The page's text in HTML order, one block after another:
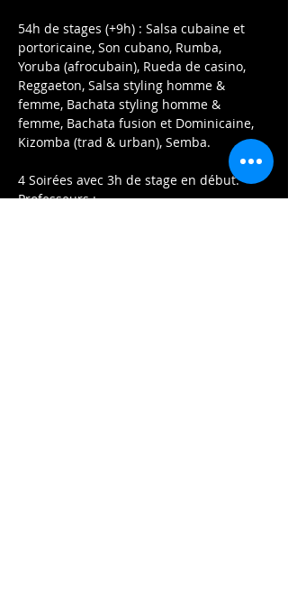
54h de stages (+9h) : Salsa cubaine et
portoricaine, Son cubano, Rumba,
Yoruba (afrocubain), Rueda de casino,
Reggaeton, Salsa styling homme &
femme, Bachata styling homme &
femme, Bachata fusion et Dominicaine,
Kizomba (trad & urban), Semba.
4 Soirées avec 3h de stage en début.
Professeurs :